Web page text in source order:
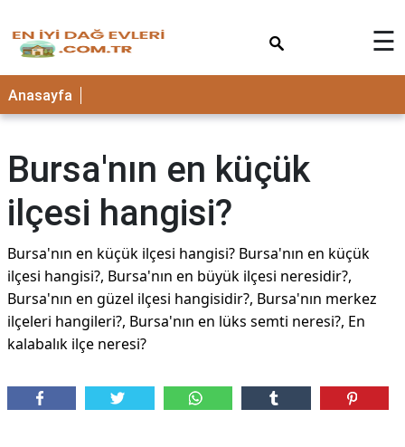
☰
Anasayfa
Bursa'nın en küçük
ilçesi hangisi?
Bursa'nın en küçük ilçesi hangisi? Bursa'nın en küçük
ilçesi hangisi?, Bursa'nın en büyük ilçesi neresidir?,
Bursa'nın en güzel ilçesi hangisidir?, Bursa'nın merkez
ilçeleri hangileri?, Bursa'nın en lüks semti neresi?, En
kalabalık ilçe neresi?